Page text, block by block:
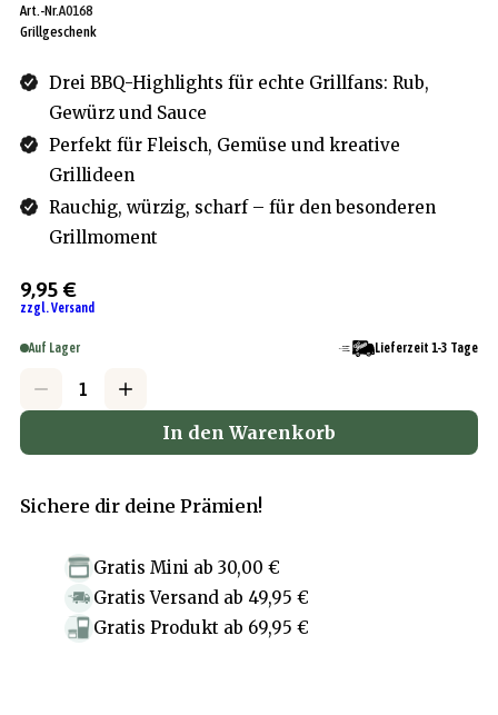
Art.-Nr.A0168
Grillgeschenk
Drei BBQ-Highlights für echte Grillfans: Rub,
Gewürz und Sauce
Perfekt für Fleisch, Gemüse und kreative
Grillideen
Rauchig, würzig, scharf – für den besonderen
Grillmoment
9,95 €
zzgl. Versand
Auf Lager Lieferzeit 1-3 Tage
In den Warenkorb
Sichere dir deine Prämien!
Gratis Mini ab 30,00 €
Gratis Versand ab 49,95 €
Gratis Produkt ab 69,95 €